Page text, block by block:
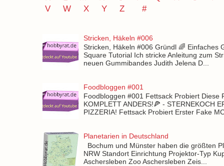
V
W X Y Z #
Stricken, Häkeln #006
Stricken, Häkeln #006 Gründl 🌈 Einfaches
Square Tutorial Ich stricke Anleitung zum
neuen Gummibandes Judith Jelena D...
Foodbloggen #001
Foodbloggen #001 Fettsack Probiert Diese
KOMPLETT ANDERS!🍕 - STERNEKOCH
PIZZERIA! Fettsack Probiert Erster Fake
Planetarien in Deutschland
Bochum und Münster haben die größten
NRW Standort Einrichtung Projektor-Typ
Aschersleben Zoo Aschersleben Zeis...